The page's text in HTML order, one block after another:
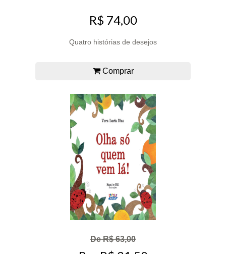
R$ 74,00
Quatro histórias de desejos
Comprar
De R$ 63,00